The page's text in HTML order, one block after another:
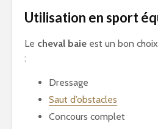
Utilisation en sport
Le cheval baie est un bon
:
Dressage
Saut d’obstacles
Concours complet